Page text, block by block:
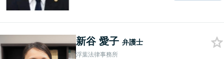
円(税込））
新谷 愛子 弁護士
浮葉法律事務所